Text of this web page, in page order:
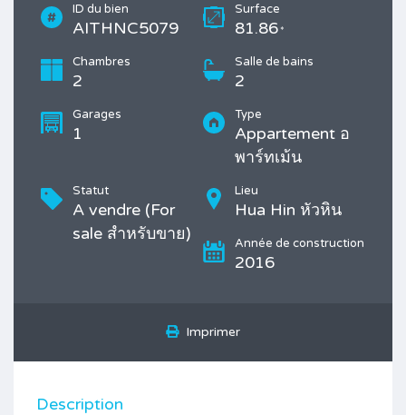
ID du bien
AITHNC5079
Surface
81.86 *
Chambres
2
Salle de bains
2
Garages
1
Type
Appartement อ
พาร์ทเม้น
Statut
A vendre (For
sale สำหรับขาย)
Lieu
Hua Hin หัวหิน
Année de construction
2016
Imprimer
Description